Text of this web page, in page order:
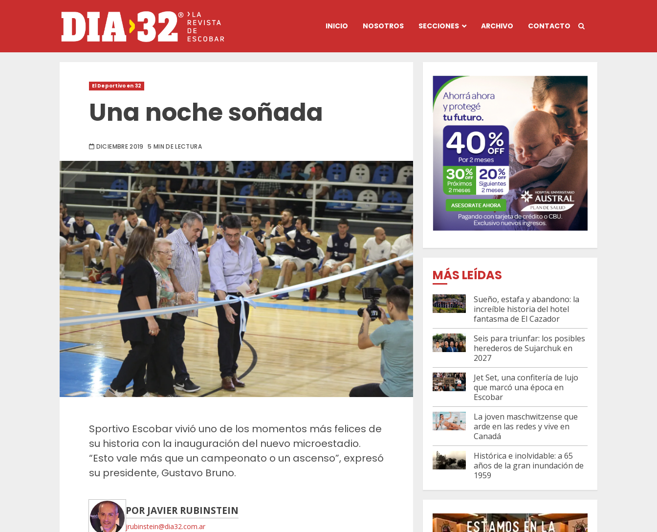
INICIO NOSOTROS SECCIONES ARCHIVO CONTACTO
El Deportivo en 32
Una noche soñada
DICIEMBRE 2019 5 MIN DE LECTURA
Sportivo Escobar vivió uno de los momentos más felices de
su historia con la inauguración del nuevo microestadio.
“Esto vale más que un campeonato o un ascenso”, expresó
su presidente, Gustavo Bruno.
POR JAVIER RUBINSTEIN
jrubinstein@dia32.com.ar
MÁS LEÍDAS
Sueño, estafa y abandono: la
increíble historia del hotel
fantasma de El Cazador
Seis para triunfar: los posibles
herederos de Sujarchuk en
2027
Jet Set, una confitería de lujo
que marcó una época en
Escobar
La joven maschwitzense que
arde en las redes y vive en
Canadá
Histórica e inolvidable: a 65
años de la gran inundación de
1959